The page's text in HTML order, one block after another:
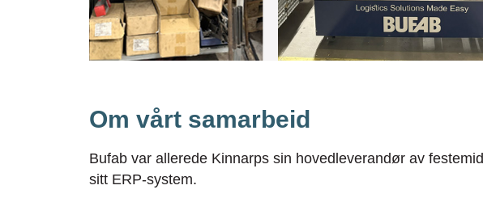
Om vårt samarbeid
Bufab var allerede Kinnarps sin hovedleverandør av
sitt ERP-system.